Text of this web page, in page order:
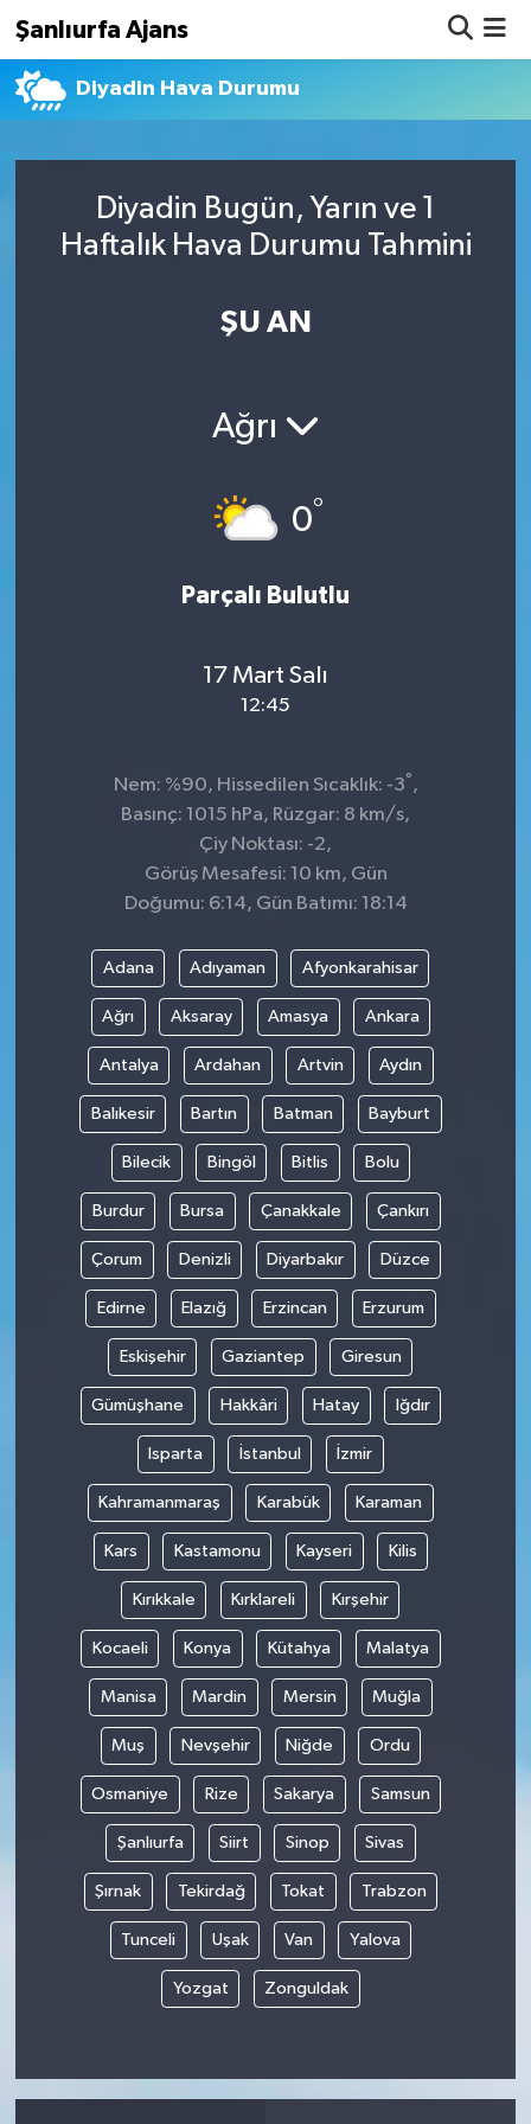
Şanlıurfa Ajans
Diyadin Hava Durumu
Diyadin Bugün, Yarın ve 1
Haftalık Hava Durumu Tahmini
ŞU AN
Ağrı
0°
Parçalı Bulutlu
17 Mart Salı
12:45
Nem: %90, Hissedilen Sıcaklık: -3° ,
Basınç: 1015 hPa, Rüzgar: 8 km/s,
Çiy Noktası: -2,
Görüş Mesafesi: 10 km, Gün
Doğumu: 6:14, Gün Batımı: 18:14
Adana Adıyaman Afyonkarahisar
Ağrı Aksaray Amasya Ankara
Antalya Ardahan Artvin Aydın
Balıkesir Bartın Batman Bayburt
Bilecik Bingöl Bitlis Bolu
Burdur Bursa Çanakkale Çankırı
Çorum Denizli Diyarbakır Düzce
Edirne Elazığ Erzincan Erzurum
Eskişehir Gaziantep Giresun
Gümüşhane Hakkâri Hatay Iğdır
Isparta İstanbul İzmir
Kahramanmaraş Karabük Karaman
Kars Kastamonu Kayseri Kilis
Kırıkkale Kırklareli Kırşehir
Kocaeli Konya Kütahya Malatya
Manisa Mardin Mersin Muğla
Muş Nevşehir Niğde Ordu
Osmaniye Rize Sakarya Samsun
Şanlıurfa Siirt Sinop Sivas
Şırnak Tekirdağ Tokat Trabzon
Tunceli Uşak Van Yalova
Yozgat Zonguldak
Nöbetçi Eczaneler
Namaz Vakitleri
Süper Lig Puan Durumu ve Fikstür